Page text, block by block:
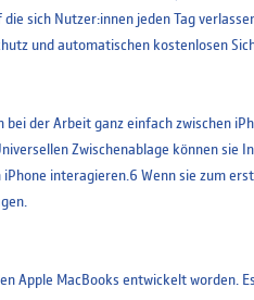
sich Nutzer:innen jeden Tag
und automatischen kostenlosen
der Arbeit ganz einfach zwischen
Zwischenablage können sie
interagieren.6 Wenn sie zum
Apple MacBooks entwickelt